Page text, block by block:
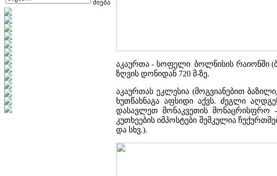
აკაურთა - სოფელი ბოლნისის რაიონში
ზღვის დონიდან 720 მ-ზე.
აკაურთას ეკლესია (მოგვიანებით
ხუთწახნაგა აფსიდი აქვს. ძეგლი
დასავლეთ მონაკვეთის მონაცრისფრო -
კუთხეების იმპოსტები შემკულია
და სხვ.).